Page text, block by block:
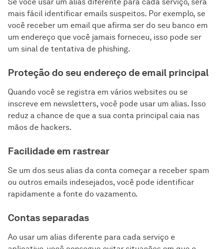
mais fácil identificar emails suspeitos. Por exemplo, se
você receber um email que afirma ser do seu banco em
um endereço que você jamais forneceu, isso pode ser
um sinal de tentativa de phishing.
Proteção do seu endereço de email principal
Quando você se registra em vários websites ou se
inscreve em newsletters, você pode usar um alias. Isso
reduz a chance de que a sua conta principal caia nas
mãos de hackers.
Facilidade em rastrear
Se um dos seus alias da conta começar a receber spam
ou outros emails indesejados, você pode identificar
rapidamente a fonte do vazamento.
Contas separadas
Ao usar um alias diferente para cada serviço e